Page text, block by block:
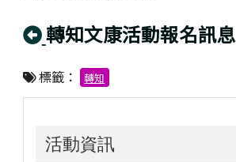
回上頁
轉知文康活動報名訊息
標籤： 轉知
活動資訊